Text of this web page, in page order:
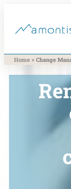
Home » Change